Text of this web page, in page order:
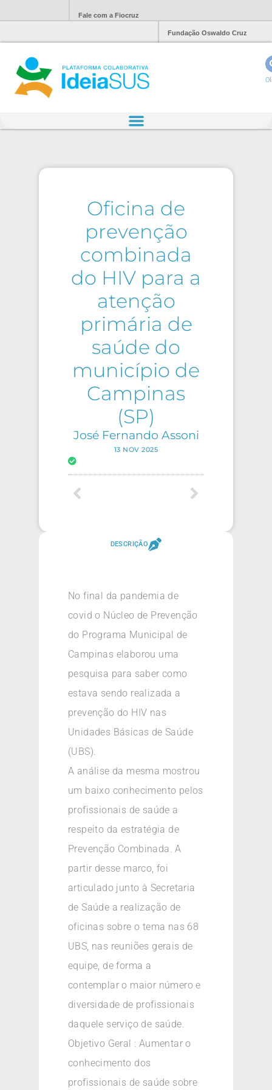
Fale com a Fiocruz
Fundação Oswaldo Cruz
Oficina de
prevenção
combinada
do HIV para a
atenção
primária de
saúde do
município de
Campinas
(SP)
José Fernando Assoni
13 NOV 2025
DESCRIÇÃO
No final da pandemia de
covid o Núcleo de Prevenção
do Programa Municipal de
Campinas elaborou uma
pesquisa para saber como
estava sendo realizada a
prevenção do HIV nas
Unidades Básicas de Saúde
(UBS).
A análise da mesma mostrou
um baixo conhecimento pelos
profissionais de saúde a
respeito da estratégia de
Prevenção Combinada. A
partir desse marco, foi
articulado junto à Secretaria
de Saúde a realização de
oficinas sobre o tema nas 68
UBS, nas reuniões gerais de
equipe, de forma a
contemplar o maior número e
diversidade de profissionais
daquele serviço de saúde.
Objetivo Geral : Aumentar o
conhecimento dos
profissionais de saúde sobre